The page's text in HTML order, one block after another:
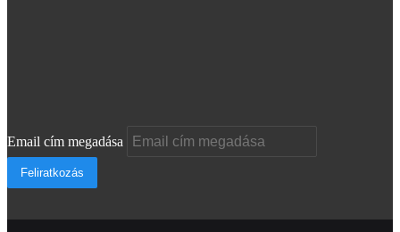
Email cím megadása